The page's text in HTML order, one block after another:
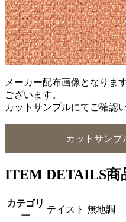
メーカー配布画像となりま
ございます。
カットサンプルにてご確認
カットサンプ
ITEM DETAILS商
カテゴリ
ー
テイスト 無地調